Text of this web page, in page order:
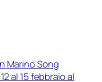
Marino Song
al 15 febbraio al